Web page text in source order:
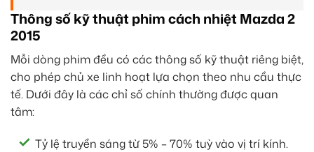
Thông số kỹ thuật phim cách nhiệt Mazda 2
2015
Mỗi dòng phim đều có các thông số kỹ thuật riêng biệt,
cho phép chủ xe linh hoạt lựa chọn theo nhu cầu thực
tế. Dưới đây là các chỉ số chính thường được quan
tâm:
Tỷ lệ truyền sáng từ 5% – 70% tuỳ vào vị trí kính.